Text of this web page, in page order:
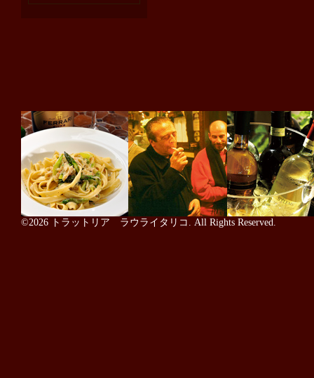
©2026 トラットリア ラウライタリコ . All Rights Reserved.